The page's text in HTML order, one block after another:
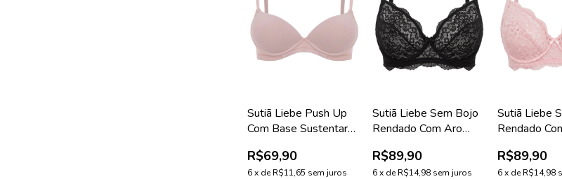
Sutiã Liebe Push Up
Com Base Sustentare
R$69,90
6 x deR$11,65 sem juros
Sutiã Liebe Sem Bojo
Rendado Com Aro
R$89,90
6 x deR$14,98 sem juros
Sutiã Liebe
Rendado
R$89,90
6 x deR$14,98